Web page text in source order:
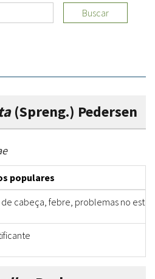
Buscar
(Spreng.) Pedersen
populares
de cabeça, febre, problemas no